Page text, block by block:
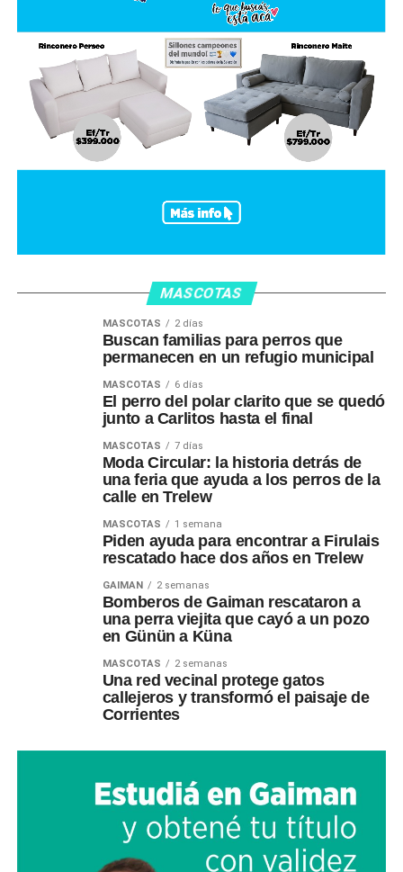
MASCOTAS
MASCOTAS 2 días
Buscan familias para perros que
permanecen en un refugio municipal
MASCOTAS 6 días
El perro del polar clarito que se quedó
junto a Carlitos hasta el final
MASCOTAS 7 días
Moda Circular: la historia detrás de
una feria que ayuda a los perros de la
calle en Trelew
MASCOTAS 1 semana
Piden ayuda para encontrar a Firulais
rescatado hace dos años en Trelew
GAIMAN 2 semanas
Bomberos de Gaiman rescataron a
una perra viejita que cayó a un pozo
en Günün a Küna
MASCOTAS 2 semanas
Una red vecinal protege gatos
callejeros y transformó el paisaje de
Corrientes